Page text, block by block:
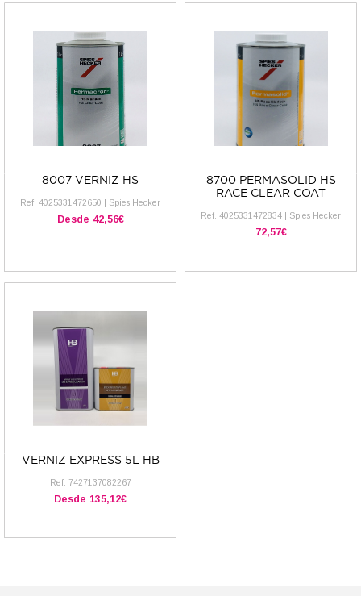
8007 VERNIZ HS
Ref. 4025331472650 | Spies Hecker
Desde 42,56€
8700 PERMASOLID HS
RACE CLEAR COAT
Ref. 4025331472834 | Spies Hecker
72,57€
VERNIZ EXPRESS 5L HB
Ref. 7427137082267
Desde 135,12€